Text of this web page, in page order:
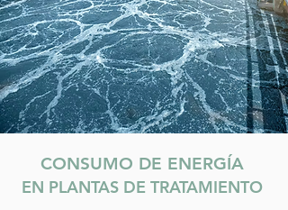
CONSUMO DE ENERGÍA
EN PLANTAS DE TRATAMIENTO